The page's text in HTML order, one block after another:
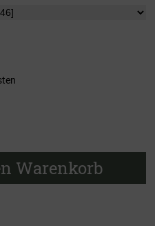
Warenkorb